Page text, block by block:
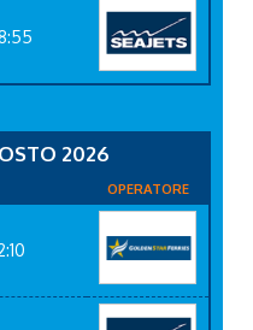
2026
OPERATORE